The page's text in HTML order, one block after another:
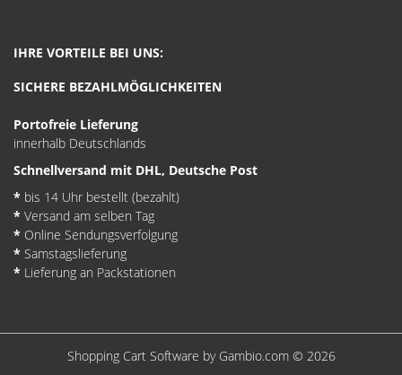
IHRE VORTEILE BEI UNS:
SICHERE BEZAHLMÖGLICHKEITEN
Portofreie Lieferung
innerhalb Deutschlands
Schnellversand mit DHL, Deutsche Post
* bis 14 Uhr bestellt (bezahlt)
* Versand am selben Tag
* Online Sendungsverfolgung
* Samstagslieferung
* Lieferung an Packstationen
Shopping Cart Software by Gambio.com © 2026